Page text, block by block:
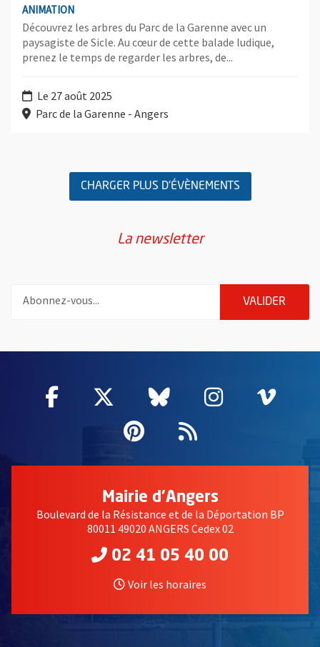
ANIMATION
Découvrez les arbres du Parc de la Garenne avec un
paysagiste de Sicle. Au cœur de cette balade ludique,
prenez le temps de regarder les arbres, de...
Le 27 août 2025
Parc de la Garenne - Angers
CHARGER PLUS D'ÉVÈNEMENTS
La newsletter
VALIDER
Facebook
, Ouvre une nouvelle fenêtre
Twitter
, Ouvre une nouvelle
Bluesky
, Ouvre une
Instagram
, Ouvre
,
Pinterest
, Ouvre une
Flux RSS
Mairie d'Angers
Boulevard de la Résistance et de la Déportation BP
80011 49020 ANGERS Cedex 02
02 41 05 40 00
Voir les horaires